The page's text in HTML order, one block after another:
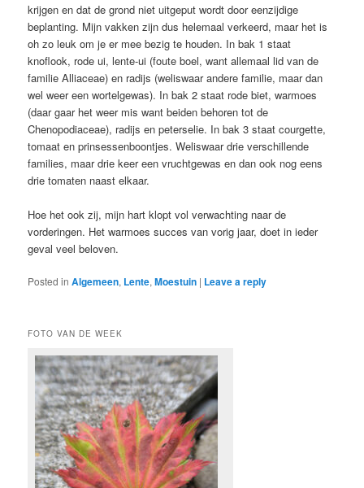
krijgen en dat de grond niet uitgeput wordt door eenzijdige
beplanting. Mijn vakken zijn dus helemaal verkeerd, maar het is
oh zo leuk om je er mee bezig te houden. In bak 1 staat
knoflook, rode ui, lente-ui (foute boel, want allemaal lid van de
familie Alliaceae) en radijs (weliswaar andere familie, maar dan
wel weer een wortelgewas). In bak 2 staat rode biet, warmoes
(daar gaar het weer mis want beiden behoren tot de
Chenopodiaceae), radijs en peterselie. In bak 3 staat courgette,
tomaat en prinsessenboontjes. Weliswaar drie verschillende
families, maar drie keer een vruchtgewas en dan ook nog eens
drie tomaten naast elkaar.
Hoe het ook zij, mijn hart klopt vol verwachting naar de
vorderingen. Het warmoes succes van vorig jaar, doet in ieder
geval veel beloven.
Posted in Algemeen, Lente,Moestuin | Leave a reply
FOTO VAN DE WEEK